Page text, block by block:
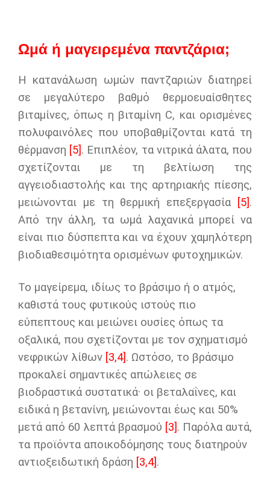
Ωμά ή μαγειρεμένα παντζάρια;
Η κατανάλωση ωμών παντζαριών διατηρεί
σε μεγαλύτερο βαθμό θερμοευαίσθητες
βιταμίνες, όπως η βιταμίνη C, και ορισμένες
πολυφαινόλες που υποβαθμίζονται κατά τη
θέρμανση [5]. Επιπλέον, τα νιτρικά άλατα, που
σχετίζονται με τη βελτίωση της
αγγειοδιαστολής και της αρτηριακής πίεσης,
μειώνονται με τη θερμική επεξεργασία
[5].
Από την άλλη, τα ωμά λαχανικά μπορεί να
είναι πιο δύσπεπτα και να έχουν χαμηλότερη
βιοδιαθεσιμότητα ορισμένων φυτοχημικών.
Το μαγείρεμα, ιδίως το βράσιμο ή ο ατμός,
καθιστά τους φυτικούς ιστούς πιο
εύπεπτους και μειώνει ουσίες όπως τα
οξαλικά, που σχετίζονται με τον σχηματισμό
νεφρικών λίθων [3,4]. Ωστόσο, το βράσιμο
προκαλεί σημαντικές απώλειες σε
βιοδραστικά συστατικά· οι βεταλαΐνες, και
ειδικά η βετανίνη, μειώνονται έως και 50%
μετά από 60 λεπτά βρασμού [3]. Παρόλα αυτά,
τα προϊόντα αποικοδόμησης τους διατηρούν
αντιοξειδωτική δράση [3,4].